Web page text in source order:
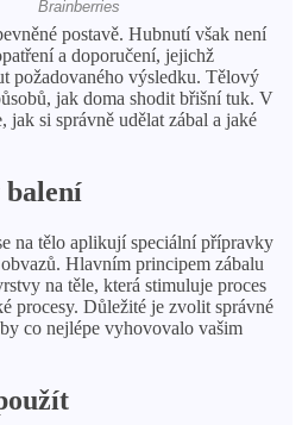
postavě. Hubnutí však není
a doporučení, jejichž
požadovaného výsledku. Tělový
jak doma shodit břišní tuk. V
jak si správně udělat zábal a jaké
na tělo aplikují speciální přípravky
Hlavním principem zábalu
na těle, která stimuluje proces
procesy. Důležité je zvolit správné
co nejlépe vyhovovalo vašim